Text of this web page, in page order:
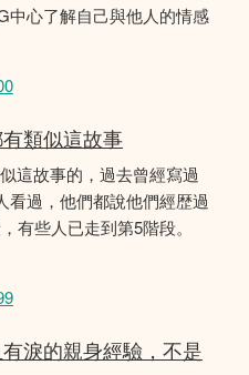
中心了解自己與他人的情感
類似這故事
這故事的，過去曾經寫過
看過，他們都說他們經歴過
有些人已走到第5階段。
淚的親身經驗，不是